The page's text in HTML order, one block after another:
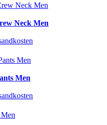
Neck Men
Men